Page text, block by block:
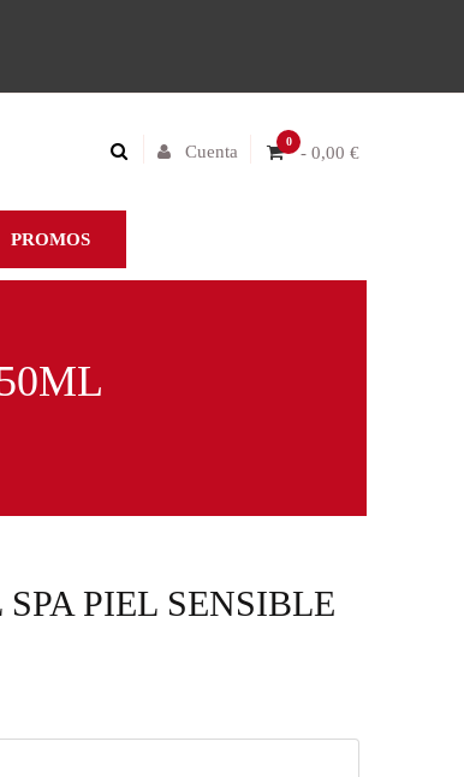
0
- 0,00 €
Cuenta
PROMOS
PIEL SENSIBLE